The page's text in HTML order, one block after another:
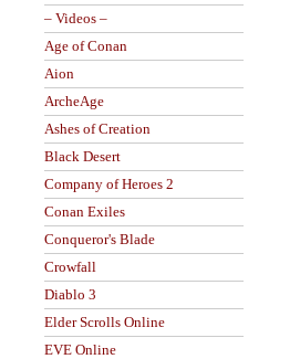
– Videos –
Age of Conan
Aion
ArcheAge
Ashes of Creation
Black Desert
Company of Heroes 2
Conan Exiles
Conqueror's Blade
Crowfall
Diablo 3
Elder Scrolls Online
EVE Online